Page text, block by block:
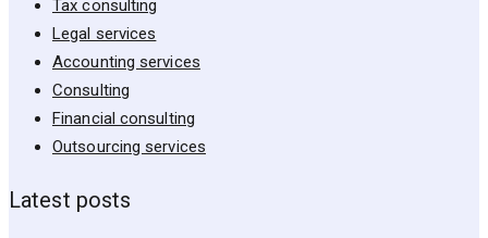
Tax consulting
Legal services
Accounting services
Consulting
Financial consulting
Outsourcing services
Latest posts